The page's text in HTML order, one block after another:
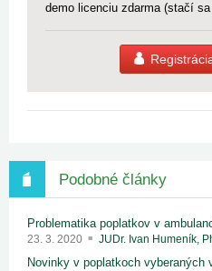
demo licenciu zdarma (stačí
Podobné články
Problematika poplatkov v
23. 3. 2020 JUDr. Ivan Humeník,
Novinky v poplatkoch vyberaných